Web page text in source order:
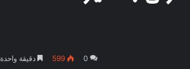
0
599 دقيقة واحدة